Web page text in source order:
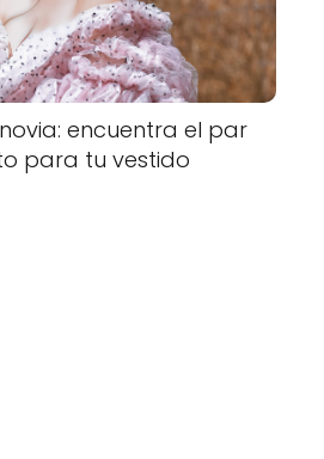
encuentra el par
para tu vestido